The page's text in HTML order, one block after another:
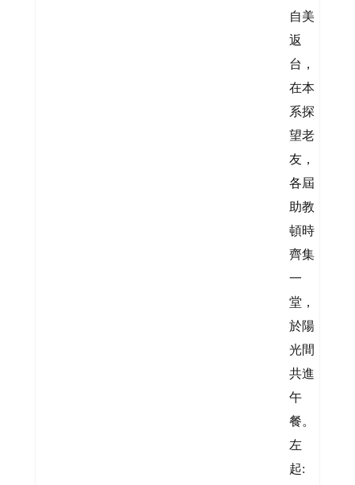
自美
返
台，
在本
系探
望老
友，
各屆
助教
頓時
齊集
一
堂，
於陽
光間
共進
午
餐。
左
起: